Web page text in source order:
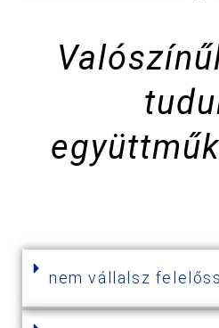
nem vállalsz